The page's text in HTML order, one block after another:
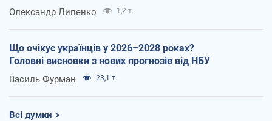
Олександр Липенко 1,2 т.
Що очікує українців у 2026–2028 роках?
Головні висновки з нових прогнозів від НБУ
Василь Фурман 23,1 т.
Всі думки